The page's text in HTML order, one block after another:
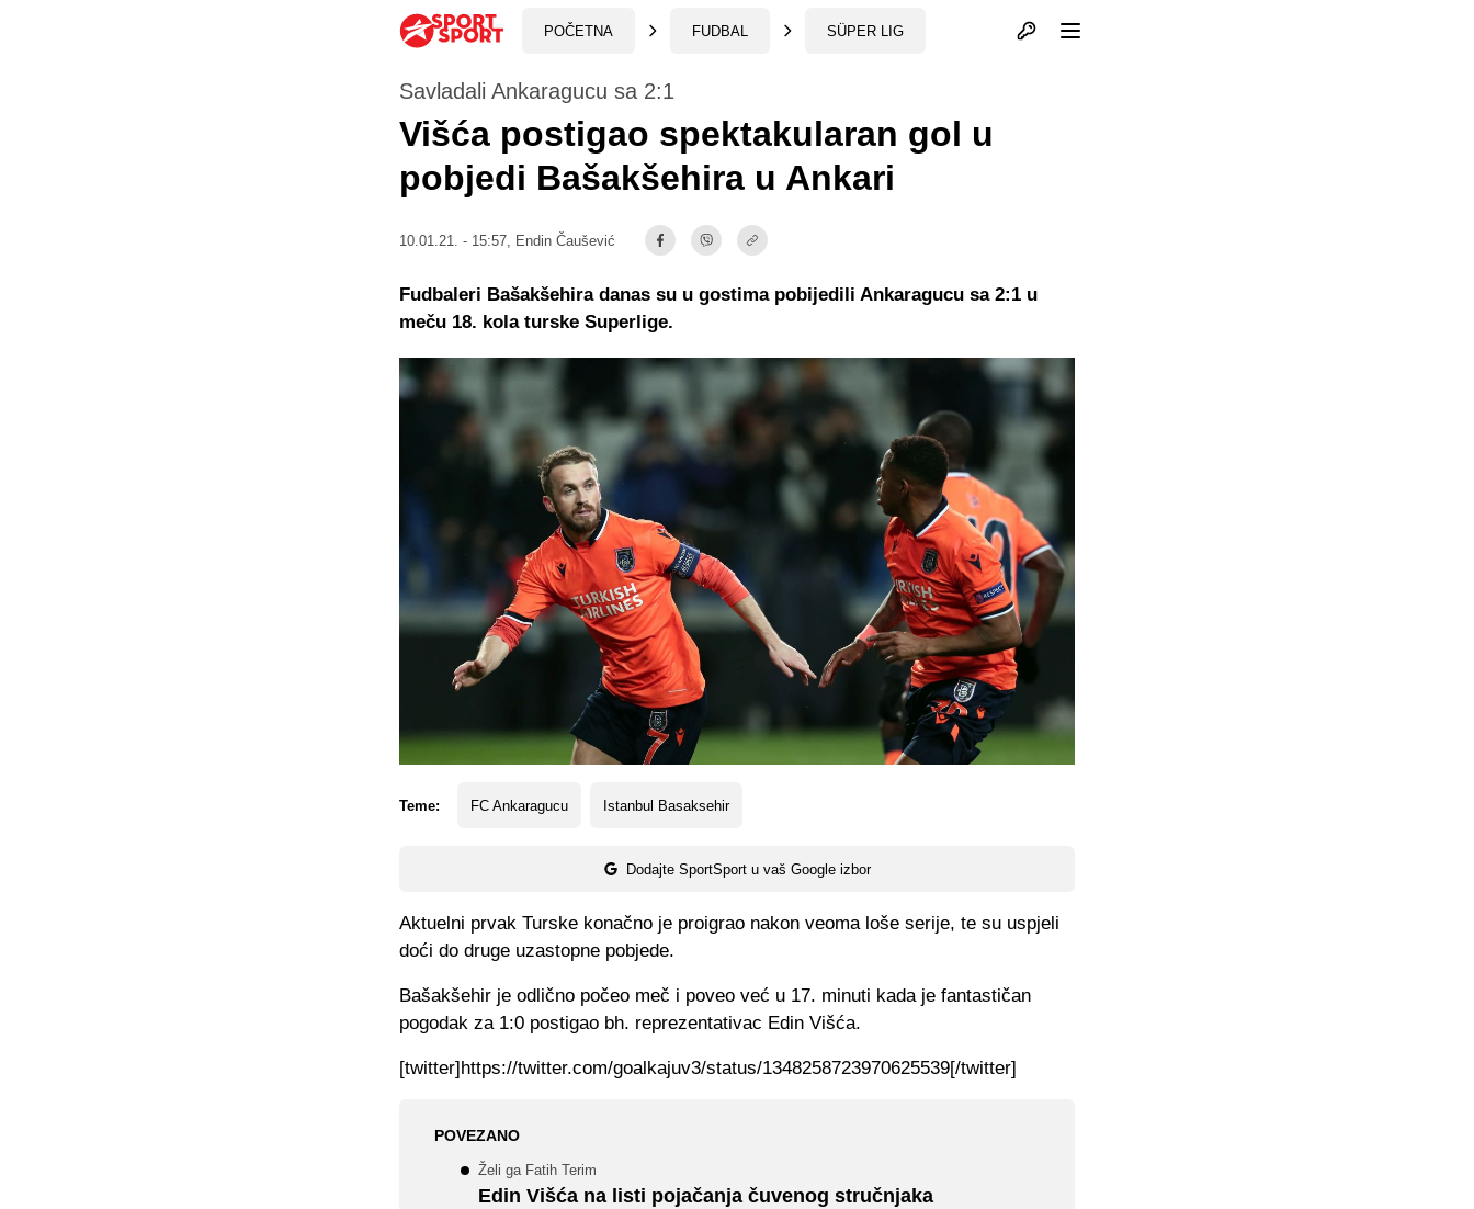
POČETNA FUDBAL SÜPER LIG Otvori profil
Savladali Ankaragucu sa 2:1
Višća postigao spektakularan gol u
pobjedi Bašakšehira u Ankari
10.01.21. - 15:57, Endin Čaušević
Teme: FC Ankaragucu Istanbul Basaksehir
Dodajte SportSport u vaš Google izbor
Fudbaleri Bašakšehira danas su u gostima pobijedili Ankaragucu sa 2:1 u
meču 18. kola turske Superlige.
Aktuelni prvak Turske konačno je proigrao nakon veoma loše serije, te su uspjeli
doći do druge uzastopne pobjede.
Bašakšehir je odlično počeo meč i poveo već u 17. minuti kada je fantastičan
pogodak za 1:0 postigao bh. reprezentativac Edin Višća.
[twitter]https://twitter.com/goalkajuv3/status/1348258723970625539[/twitter]
POVEZANO
Želi ga Fatih Terim
Edin Višća na listi pojačanja čuvenog stručnjaka